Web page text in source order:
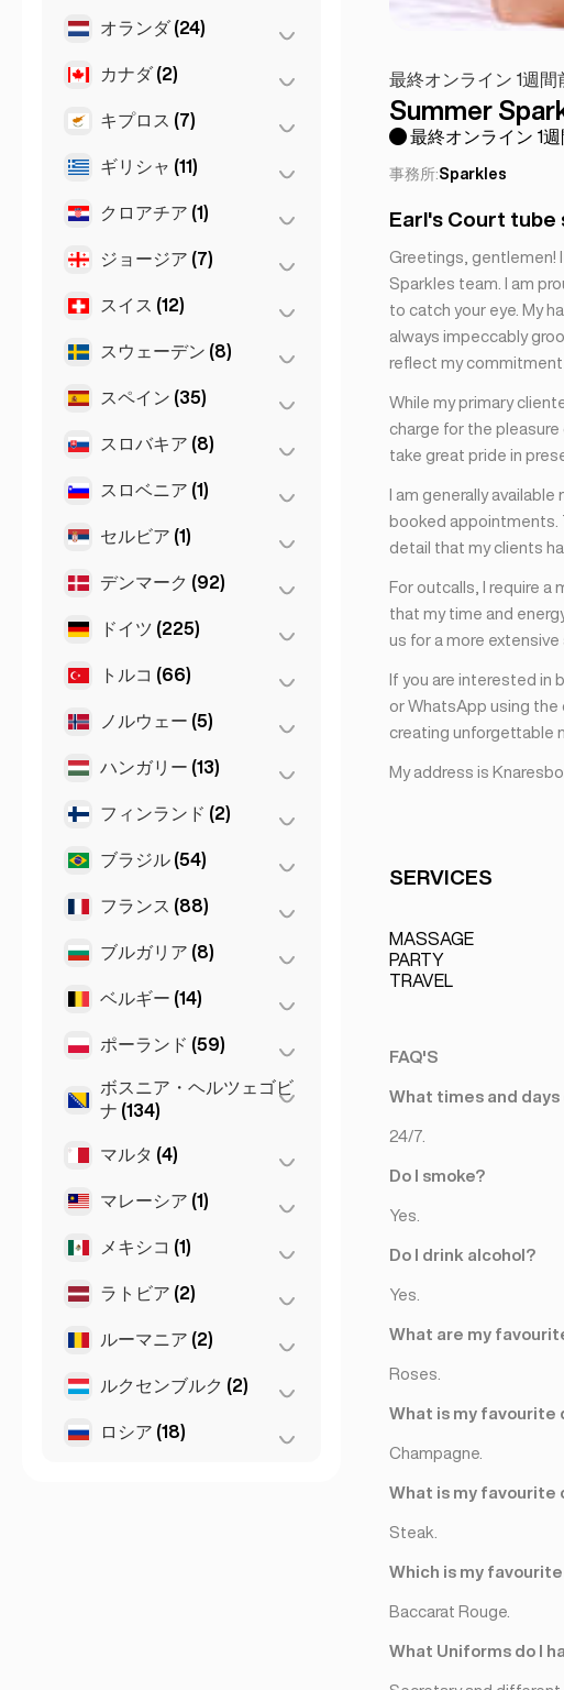
シドニー
パース
インスブルック (3)
ウィーン
グラーツ
オランダ (24)
Den Haag (16)
アムステルダム
ハーグ
カナダ (2)
トロント (2)
キプロス (7)
ニコシア (3)
ラルナカ
リマソル
ギリシャ (11)
Patras (2)
Thessakiniki
クロアチア (1)
ザグレブ (1)
ジョージア (7)
トビリシ (5)
バトゥミ
スイス (12)
ジュネーヴ (2)
チューリッヒ
バーゼル
スウェーデン (8)
ストックホルム (8)
スペイン (35)
Gran Canarja (1)
Mallorca
マドリード
(10)
マラガ
マルベーリャ
スロバキア (8)
ブラチスラヴァ (8)
スロベニア (1)
リュブリャナ (1)
セルビア (1)
Belgrad (1)
デンマーク (92)
コペンハーゲン (92)
ドイツ (225)
Dortmund (4)
Koln
ハンブルク
(41)
フランクフルト
ベルリン
ミュンヘン
トルコ (66)
アンカラ (14)
イスタンブール
イズミル
ノルウェー (5)
オスロ (5)
ハンガリー (13)
セゲド (2)
デブレツェン
ブダペスト
フィンランド (2)
ヘルシンキ (2)
ブラジル (54)
サンパウロ (54)
フランス (88)
トゥールーズ (4)
ニース
マルセイユ (2)
モナコ
リヨン (7)
ブルガリア (8)
ヴァルナ (2)
ソフィア
ブルガス (1)
ベルギー (14)
Bruges (2)
Leuven (2)
アントワープ
ゲント (2)
ブリュッセル (3)
ポーランド (59)
ヴロツワフ (2)
(55)
ボスニア・ヘルツェゴビ
ナ (134)
サラエボ (134)
マルタ (4)
Birkirkara (1)
Saint Julian
マレーシア (1)
クアラルンプール (1)
メキシコ (1)
メキシコシティ (1)
ラトビア (2)
リガ (2)
ルーマニア (2)
ブカレスト (2)
ルクセンブルク (2)
ルクセンブルク (2)
ロシア (18)
最終オンライン 1週間
Summer
最終オンライン 1
事務所:Sparkles
Earl's Court
Greetings, gentlemen!
Sparkles team. I am
to catch your eye. My
always impeccably
reflect my commitment
While my primary
charge for the
take great pride in
I am generally
booked appointments.
detail that my clients
For outcalls, I require
that my time and
us for a more
If you are interested in
or WhatsApp using the
creating unforgettable
My address is
SERVICES
MASSAGE
PARTY
TRAVEL
FAQ'S
What times and days
24/7.
Do I smoke?
Yes.
Do I drink alcohol?
Yes.
What are my
Roses.
What is my favourite
Champagne.
What is my favourite
Steak.
Which is my
Baccarat Rouge.
What Uniforms do I